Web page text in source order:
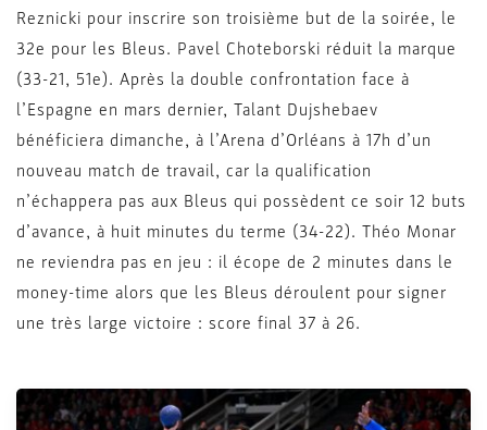
Reznicki pour inscrire son troisième but de la soirée, le
32e pour les Bleus. Pavel Choteborski réduit la marque
(33-21, 51e). Après la double confrontation face à
l’Espagne en mars dernier, Talant Dujshebaev
bénéficiera dimanche, à l’Arena d’Orléans à 17h d’un
nouveau match de travail, car la qualification
n’échappera pas aux Bleus qui possèdent ce soir 12 buts
d’avance, à huit minutes du terme (34-22). Théo Monar
ne reviendra pas en jeu : il écope de 2 minutes dans le
money-time alors que les Bleus déroulent pour signer
une très large victoire : score final 37 à 26.